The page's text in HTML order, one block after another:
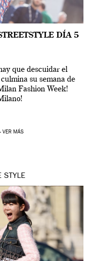
DÍA 5
que descuidar el
su semana de
Fashion Week!
VER MÁS
STYLE